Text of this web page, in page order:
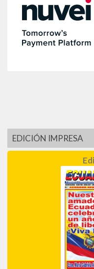
EDICIÓN IMPRESA